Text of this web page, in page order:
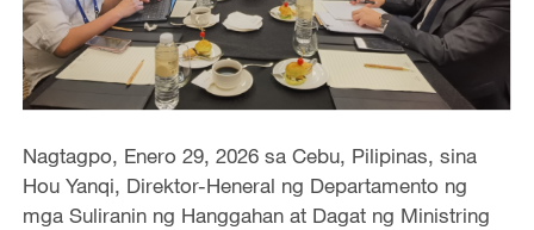
Nagtagpo, Enero 29, 2026 sa Cebu, Pilipinas, sina
Hou Yanqi, Direktor-Heneral ng Departamento ng
mga Suliranin ng Hanggahan at Dagat ng Ministring